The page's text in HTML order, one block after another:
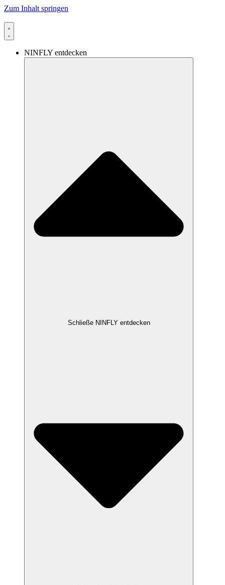
Zum Inhalt springen
NINFLY entdecken
Schließe NINFLY entdecken